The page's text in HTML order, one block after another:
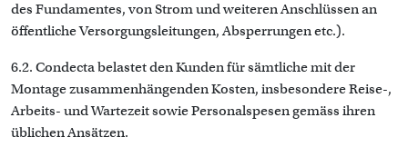
des Fundamentes, von Strom und weiteren Anschlüssen an
öffentliche Versorgungsleitungen, Absperrungen etc.).
6.2. Condecta belastet den Kunden für sämtliche mit der
Montage zusammenhängenden Kosten, insbesondere Reise-,
Arbeits- und Wartezeit sowie Personalspesen gemäss ihren
üblichen Ansätzen.